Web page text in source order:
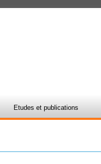
Etudes et publications